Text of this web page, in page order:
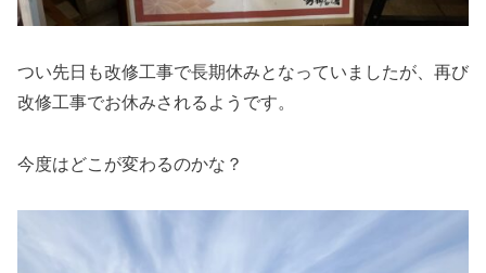
つい先日も改修工事で長期休みとなっていましたが、再び
改修工事でお休みされるようです。
今度はどこが変わるのかな？